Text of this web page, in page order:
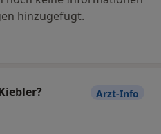
hinzugefügt.
Arzt-Info